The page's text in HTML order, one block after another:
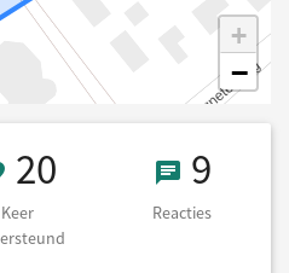
+
−
1
20 Keer
20
Keer
9 9
Reacties